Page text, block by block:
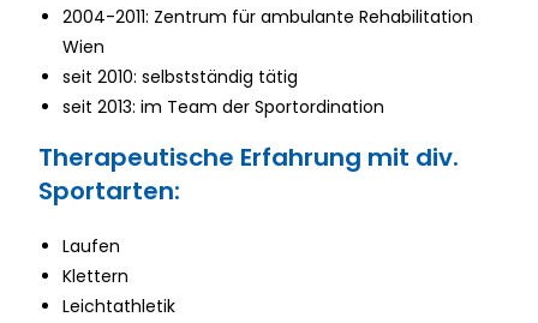
2004-2011: Zentrum für ambulante Rehabilitation
Wien
seit 2010: selbstständig tätig
seit 2013: im Team der Sportordination
Therapeutische Erfahrung mit div.
Sportarten:
Laufen
Klettern
Leichtathletik